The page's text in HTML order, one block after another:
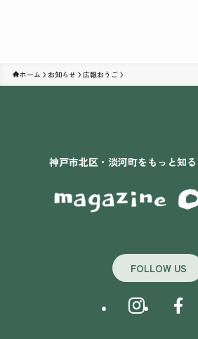
ホーム お知らせ 広報おうご
神戸市北区・淡河町をもっと知
FOLLOW US